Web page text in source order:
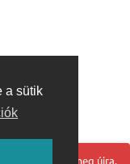
a sütik
és próbálja meg újra.